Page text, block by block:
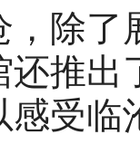
除了
还推出
感受